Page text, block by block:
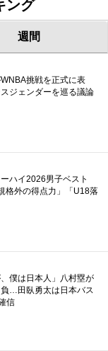
ング
週間
挑戦を正式に表
ジェンダーを巡る議論
ハイ2026男子ベスト
格外の得点力」「U18落
、僕は日本人」八村塁が
…田臥勇太は日本バス
信